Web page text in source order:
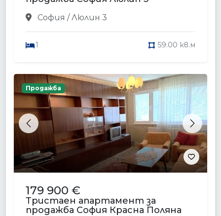
София / Люлин 3
1 59.00 кв.м
Previous Next
Продажба
179 900 €
Тристаен апартамент за
продажба София Красна Поляна